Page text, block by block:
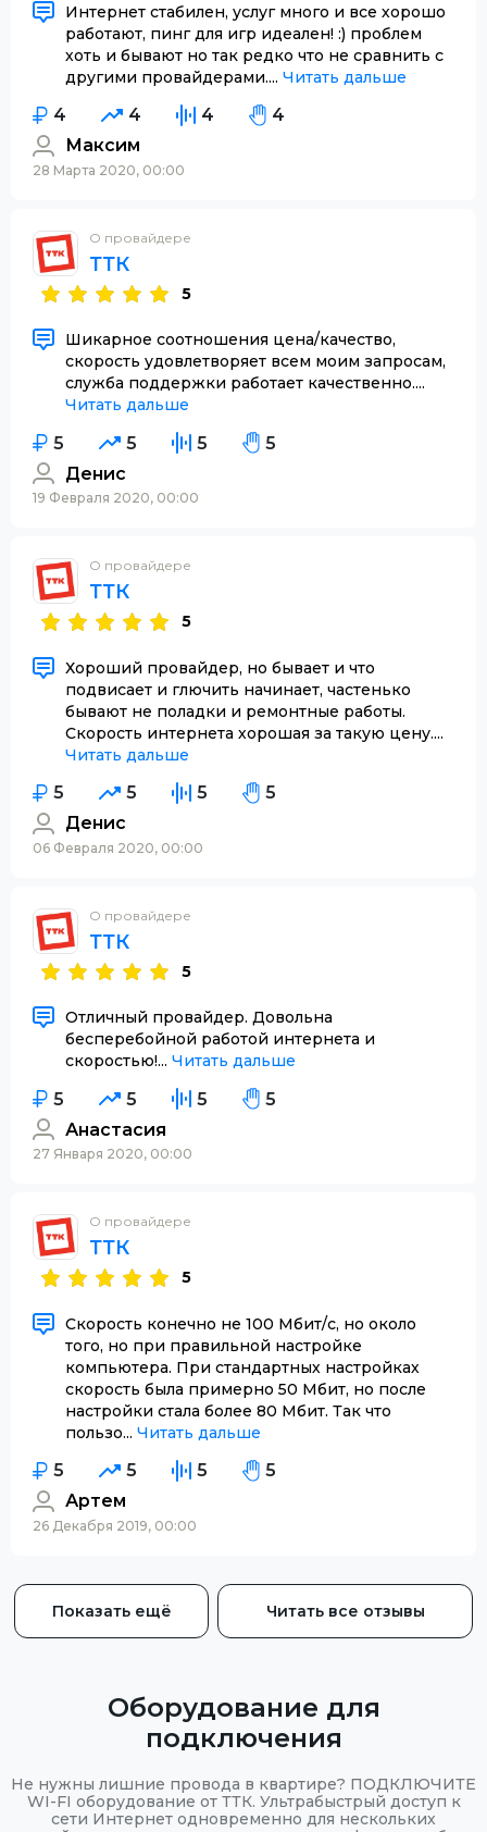
Интернет стабилен, услуг много и все хорошо
работают, пинг для игр идеален! :) проблем
хоть и бывают но так редко что не сравнить с
другими провайдерами.... Читать дальше
4 4 4
4
Максим
28 Марта 2020, 00:00
О провайдере
ТТК
5
Шикарное соотношения цена/качество,
скорость удовлетворяет всем моим запросам,
служба поддержки работает качественно....
Читать дальше
5 5 5
5
Денис
19 Февраля 2020, 00:00
О провайдере
ТТК
5
Хороший провайдер, но бывает и что
подвисает и глючить начинает, частенько
бывают не поладки и ремонтные работы.
Скорость интернета хорошая за такую цену....
Читать дальше
5 5 5
5
Денис
06 Февраля 2020, 00:00
О провайдере
ТТК
5
Отличный провайдер. Довольна
бесперебойной работой интернета и
скоростью!... Читать дальше
5 5 5
5
Анастасия
27 Января 2020, 00:00
О провайдере
ТТК
5
Скорость конечно не 100 Мбит/с, но около
того, но при правильной настройке
компьютера. При стандартных настройках
скорость была примерно 50 Мбит, но после
настройки стала более 80 Мбит. Так что
пользо... Читать дальше
5 5 5
5
Артем
26 Декабря 2019, 00:00
Показать ещё Читать все отзывы
Оборудование для
подключения
Не нужны лишние провода в квартире? ПОДКЛЮЧИТЕ
WI-FI оборудование от ТТК. Ультрабыстрый доступ к
сети Интернет одновременно для нескольких